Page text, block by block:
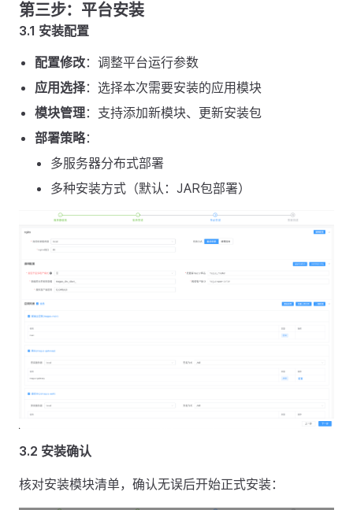
第三步：平台安装
3.1 安装配置
配置修改：调整平台运行参数
应用选择：选择本次需要安装的应用模块
模块管理：支持添加新模块、更新安装包
部署策略：
多服务器分布式部署
多种安装方式（默认：JAR包部署）
3.2 安装确认
核对安装模块清单，确认无误后开始正式安装：